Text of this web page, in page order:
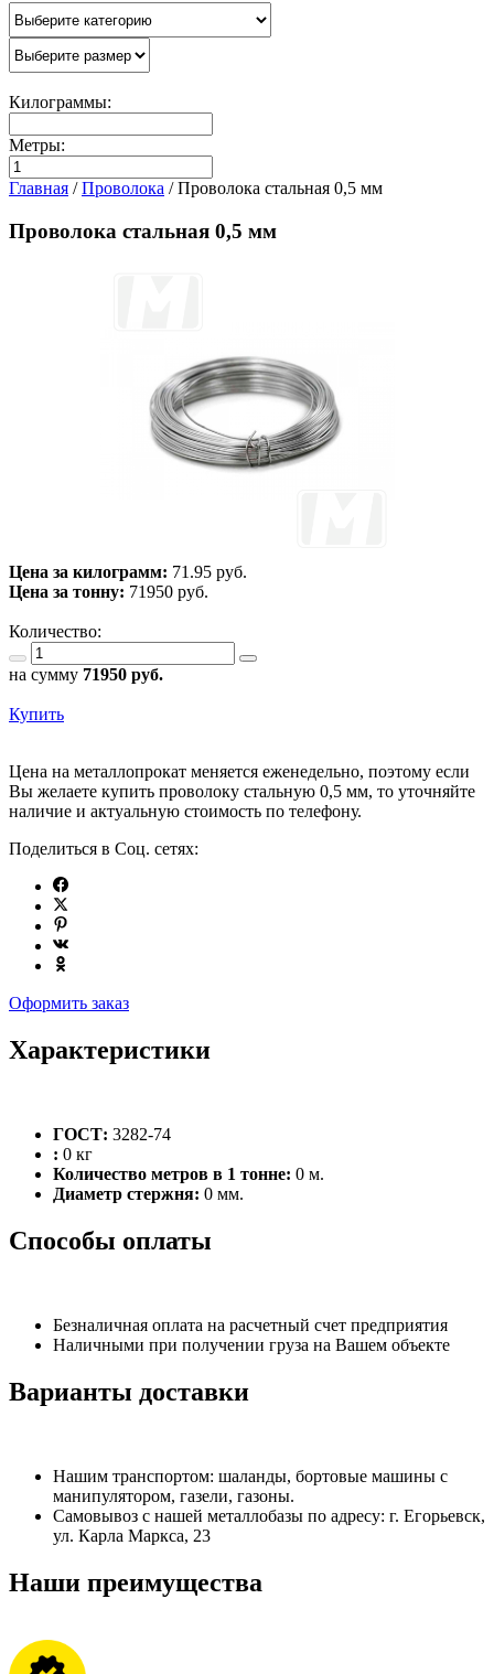
Килограммы:
Метры:
Главная /Проволока /Проволока стальная 0,5 мм
Проволока стальная 0,5 мм
Цена за килограмм: 71.95 руб.
Цена за тонну: 71950 руб.
Количество:
на сумму 71950 руб.
Купить
Цена на металлопрокат меняется еженедельно, поэтому если
Вы желаете купить проволоку стальную 0,5 мм, то уточняйте
наличие и актуальную стоимость по телефону.
Поделиться в Соц. сетях:
Оформить заказ
Характеристики
ГОСТ: 3282-74
: 0 кг
Количество метров в 1 тонне: 0 м.
Диаметр стержня: 0 мм.
Способы оплаты
Безналичная оплата на расчетный счет предприятия
Наличными при получении груза на Вашем объекте
Варианты доставки
Нашим транспортом: шаланды, бортовые машины с
манипулятором, газели, газоны.
Самовывоз с нашей металлобазы по адресу: г. Егорьевск,
ул. Карла Маркса, 23
Наши преимущества